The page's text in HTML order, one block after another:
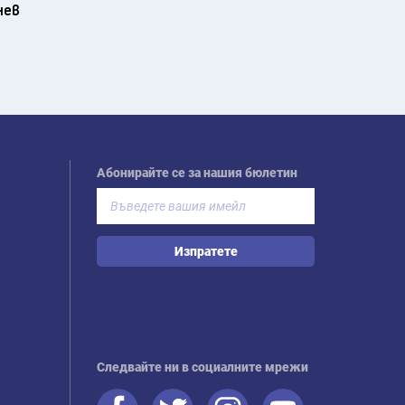
Абонирайте се за нашия бюлетин
Изпратете
Следвайте ни в социалните мрежи